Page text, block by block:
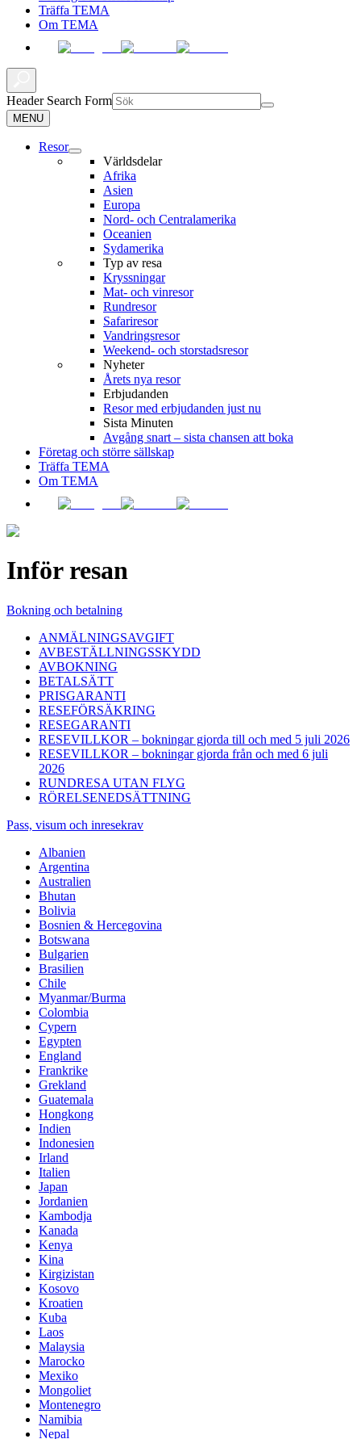
Träffa TEMA
Om TEMA
Header Search Form
MENU
Resor
Världsdelar
Afrika
Asien
Europa
Nord- och Centralamerika
Oceanien
Sydamerika
Typ av resa
Kryssningar
Mat- och vinresor
Rundresor
Safariresor
Vandringsresor
Weekend- och storstadsresor
Nyheter
Årets nya resor
Erbjudanden
Resor med erbjudanden just nu
Sista Minuten
Avgång snart – sista chansen att boka
Företag och större sällskap
Träffa TEMA
Om TEMA
Inför resan
Bokning och betalning
ANMÄLNINGSAVGIFT
AVBESTÄLLNINGSSKYDD
AVBOKNING
BETALSÄTT
PRISGARANTI
RESEFÖRSÄKRING
RESEGARANTI
RESEVILLKOR – bokningar gjorda till och med 5 juli 2026
RESEVILLKOR – bokningar gjorda från och med 6 juli
2026
RUNDRESA UTAN FLYG
RÖRELSENEDSÄTTNING
Pass, visum och inresekrav
Albanien
Argentina
Australien
Bhutan
Bolivia
Bosnien & Hercegovina
Botswana
Bulgarien
Brasilien
Chile
Myanmar/Burma
Colombia
Cypern
Egypten
England
Frankrike
Grekland
Guatemala
Hongkong
Indien
Indonesien
Irland
Italien
Japan
Jordanien
Kambodja
Kanada
Kenya
Kina
Kirgizistan
Kosovo
Kroatien
Kuba
Laos
Malaysia
Marocko
Mexiko
Mongoliet
Montenegro
Namibia
Nepal